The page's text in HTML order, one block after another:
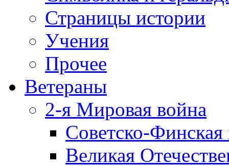
Страницы истории
Учения
Прочее
Ветераны
2-я Мировая война
Советско-
Великая